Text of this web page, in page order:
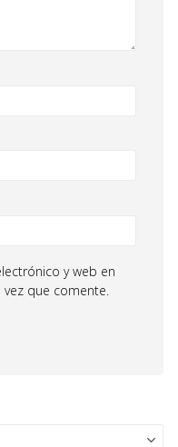
y web en
que comente.